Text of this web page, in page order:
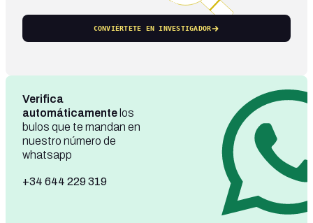
CONVIÉRTETE EN INVESTIGADOR
Verifica
automáticamente los
bulos que te mandan en
nuestro número de
whatsapp
+34 644 229 319